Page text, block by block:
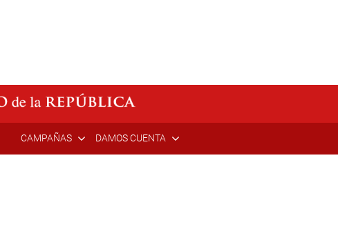
CAMPAÑAS DAMOS CUENTA